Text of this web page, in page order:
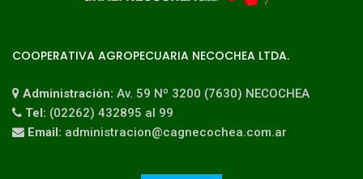
COOPERATIVA AGROPECUARIA NECOCHEA LTDA.
Administración: Av. 59 Nº 3200 (7630) NECOCHEA
Tel: (02262) 432895 al 99
Email: administracion@cagnecochea.com.ar